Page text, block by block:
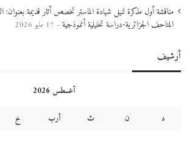
مناقشة أول مذكرة لنيل شهادة الماستر تخصص أثار قديمة بعنوان:
المتاحف الجزائرية-دراسة تحليلية أنموذجية
17 مايو 2026
أرشيف
أغسطس 2026
د
ن ث أرب خ